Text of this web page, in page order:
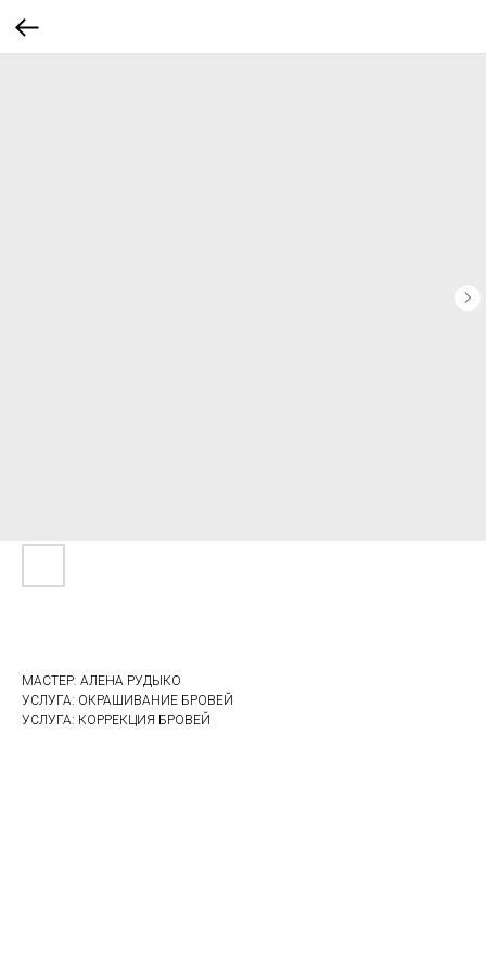
МАСТЕР: АЛЕНА РУДЫКО
УСЛУГА: ОКРАШИВАНИЕ БРОВЕЙ
УСЛУГА: КОРРЕКЦИЯ БРОВЕЙ